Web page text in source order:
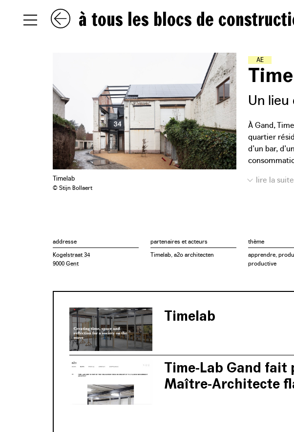
à tous les blocs de
Timelab
© Stijn Bollaert
AT
ELIERS-�
�
COLES
Un
À Gand,
quartier
d’un bar,
eux-mêmes
addresse
Kogelstraat 34
9000 Gent
partenaires et acteurs
Timelab, a2o architecten
thème
apprendre,
productive
Timelab
Time-Lab Gand
Maître-Architecte